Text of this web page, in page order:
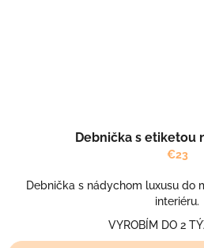
Debnička s etiketou
€23
Debnička s nádychom luxusu do
interiéru.
VYROBÍM DO 2